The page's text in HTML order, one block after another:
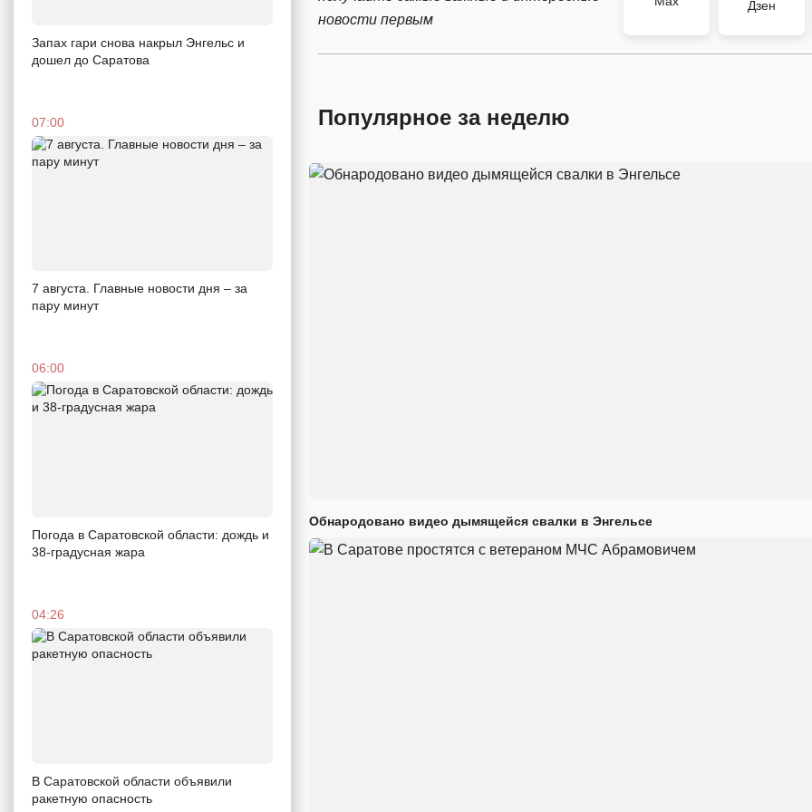
Запах гари снова накрыл Энгельс и
дошел до Саратова
07:00
7 августа. Главные новости дня – за
пару минут
06:00
Погода в Саратовской области: дождь и
38-градусная жара
04:26
В Саратовской области объявили
ракетную опасность
новости первым
Дзен
Популярное за неделю
Обнародовано видео дымящейся свалки в Энгельсе